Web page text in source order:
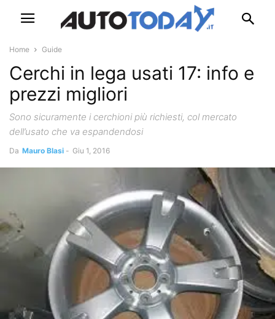
Home Guide
Cerchi in lega usati 17: info e
prezzi migliori
Sono sicuramente i cerchioni più richiesti, col mercato
dell’usato che va espandendosi
Da Mauro Blasi - Giu 1, 2016